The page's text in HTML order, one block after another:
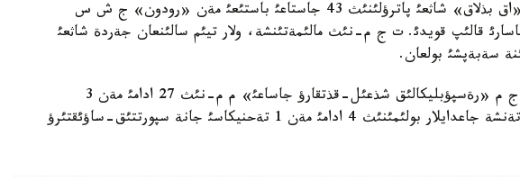
سونئث سالدارئنان قار استئندا «اق بذلاق» شاثعئ پاترؤلئنئث 43 جاستاعئ باستئعئ مةن «رودون» ج ش س
جاستاعئ ورئنباسارئ قالئپ قويدئ. ت ج م-نئث مالئمةتئنشة، ولار تيئم سالئنعان جةردة شاثعئ
سةبةپشئ بولعان.
ادامداردئ ئزدةستئرؤمةن ق ر ت ج م «رةسپؤبليكالئق شذعئل-قذتقارؤ جاساعئ» م م-نئث 27 ادامئ مةن 3
تةحنيكاسئ، تالعار اؤدانئنئث توتةنشة جاعدايلار بولئمئنئث 4 ادامئ مةن 1 تةحنيكاسئ جانة سپورتتئق-ساؤئقتئرؤ